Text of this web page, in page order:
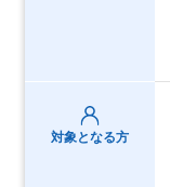
対象となる方